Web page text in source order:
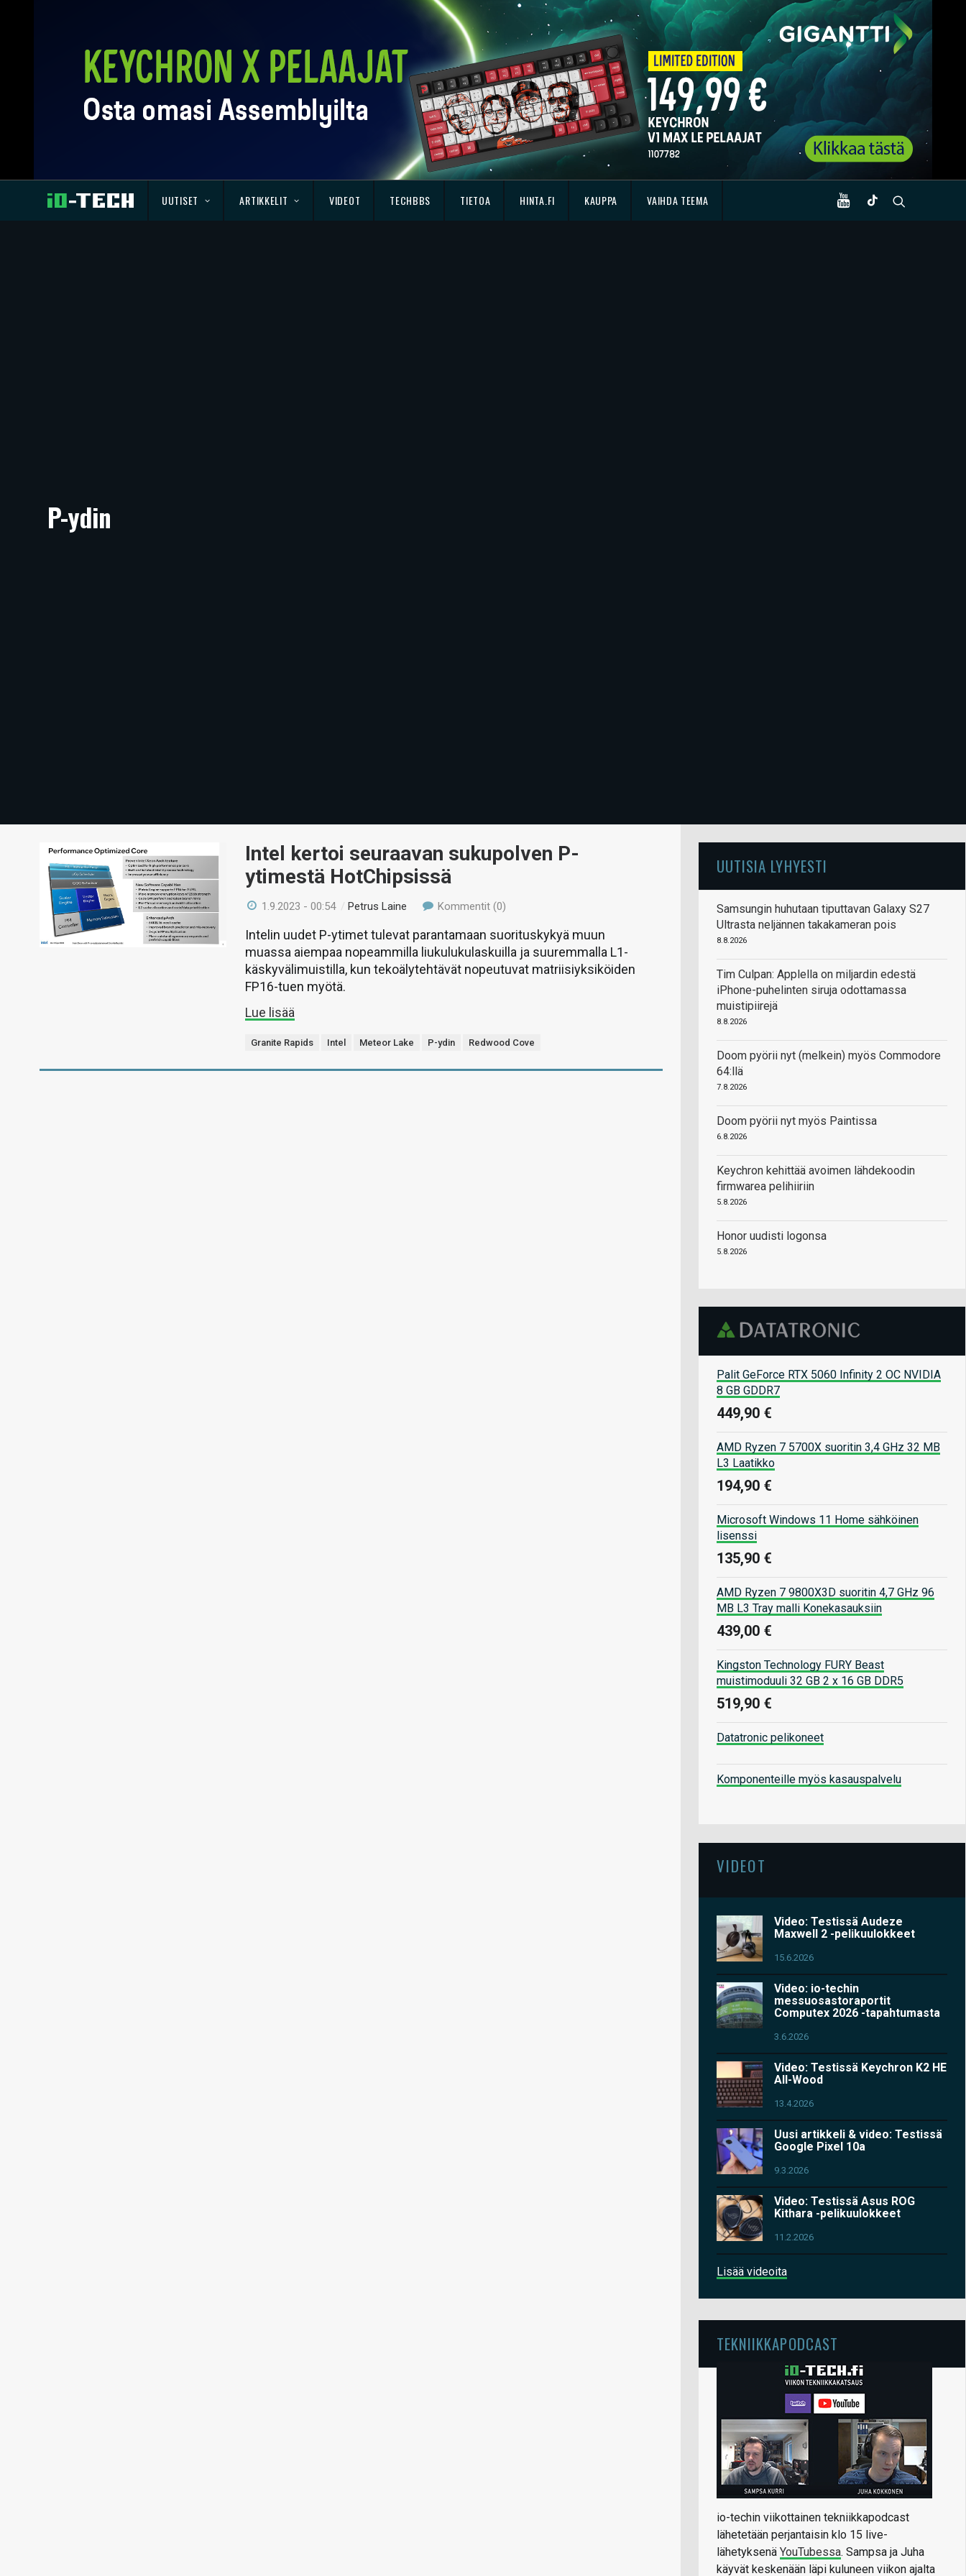
UUTISET ARTIKKELIT VIDEOT TECHBBS TIETOA HINTA.FI KAUPPA VAIHDA TEEMA
P-ydin
Intel kertoi seuraavan sukupolven P-
ytimestä HotChipsissä
1.9.2023 - 00:54 /Petrus Laine Kommentit (0)
Intelin uudet P-ytimet tulevat parantamaan suorituskykyä muun
muassa aiempaa nopeammilla liukulukulaskuilla ja suuremmalla L1-
käskyvälimuistilla, kun tekoälytehtävät nopeutuvat matriisiyksiköiden
FP16-tuen myötä.
Lue lisää
Granite Rapids Intel Meteor Lake P-ydin Redwood Cove
UUTISIA LYHYESTI
Samsungin huhutaan tiputtavan Galaxy S27
Ultrasta neljännen takakameran pois
8.8.2026
Tim Culpan: Applella on miljardin edestä
iPhone-puhelinten siruja odottamassa
muistipiirejä
8.8.2026
Doom pyörii nyt (melkein) myös Commodore
64:llä
7.8.2026
Doom pyörii nyt myös Paintissa
6.8.2026
Keychron kehittää avoimen lähdekoodin
firmwarea pelihiiriin
5.8.2026
Honor uudisti logonsa
5.8.2026
Palit GeForce RTX 5060 Infinity 2 OC NVIDIA
8 GB GDDR7
449,90 €
AMD Ryzen 7 5700X suoritin 3,4 GHz 32 MB
L3 Laatikko
194,90 €
Microsoft Windows 11 Home sähköinen
lisenssi
135,90 €
AMD Ryzen 7 9800X3D suoritin 4,7 GHz 96
MB L3 Tray malli Konekasauksiin
439,00 €
Kingston Technology FURY Beast
muistimoduuli 32 GB 2 x 16 GB DDR5
519,90 €
Datatronic pelikoneet
Komponenteille myös kasauspalvelu
VIDEOT
Video: Testissä Audeze
Maxwell 2 -pelikuulokkeet
15.6.2026
Video: io-techin
messuosastoraportit
Computex 2026 -tapahtumasta
3.6.2026
Video: Testissä Keychron K2 HE
All-Wood
13.4.2026
Uusi artikkeli & video: Testissä
Google Pixel 10a
9.3.2026
Video: Testissä Asus ROG
Kithara -pelikuulokkeet
11.2.2026
Lisää videoita
TEKNIIKKAPODCAST
io-techin viikottainen tekniikkapodcast
lähetetään perjantaisin klo 15 live-
lähetyksenä YouTubessa. Sampsa ja Juha
käyvät keskenään läpi kuluneen viikon ajalta